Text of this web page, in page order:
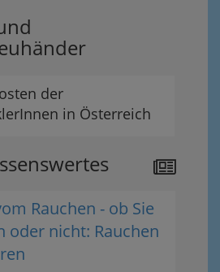
der
in Österreich
Rauchen - ob Sie
oder nicht: Rauchen